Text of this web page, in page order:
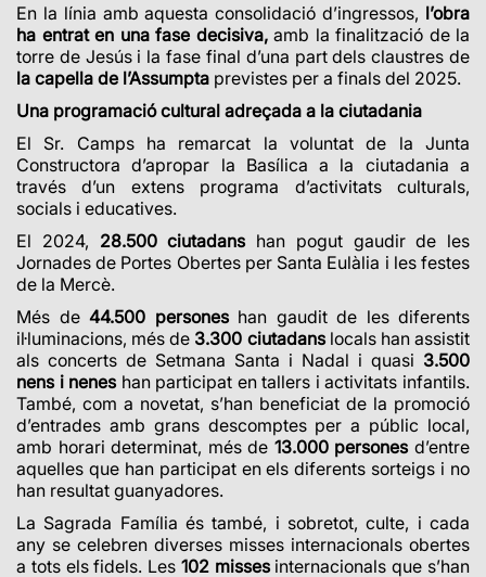
En la línia amb aquesta consolidació d’ingressos, l’obra
ha entrat en una fase decisiva,amb la finalització de la
torre de Jesús i la fase final d’una part dels claustres de
la capella de l’Assumpta previstes per a finals del 2025.
Una programació cultural adreçada a la ciutadania
El Sr. Camps ha remarcat la voluntat de la Junta
Constructora d’apropar la Basílica a la ciutadania a
través d’un extens programa d’activitats culturals,
socials i educatives.
El 2024, 28.500 ciutadanshan pogut gaudir de les
Jornades de Portes Obertes per Santa Eulàlia i les festes
de la Mercè.
Més de 44.500 persones han gaudit de les diferents
il·luminacions, més de 3.300 ciutadanslocals han assistit
als concerts de Setmana Santa i Nadal i quasi 3.500
nens i neneshan participat en tallers i activitats infantils.
També, com a novetat, s’han beneficiat de la promoció
d’entrades amb grans descomptes per a públic local,
amb horari determinat, més de 13.000 personesd’entre
aquelles que han participat en els diferents sorteigs i no
han resultat guanyadores.
La Sagrada Família és també, i sobretot, culte, i cada
any se celebren diverses misses internacionals obertes
a tots els fidels. Les 102 missesinternacionals que s’han